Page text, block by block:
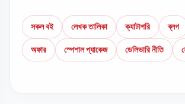
সকল বই লেখক তালিকা ক্যাটাগরি ব্লগ
অফার
স্পেশাল প্যাকেজ ডেলিভারি নীতি